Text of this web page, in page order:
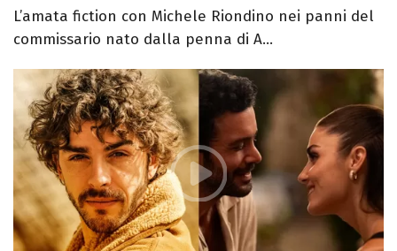
L’amata fiction con Michele Riondino nei panni del
commissario nato dalla penna di A...